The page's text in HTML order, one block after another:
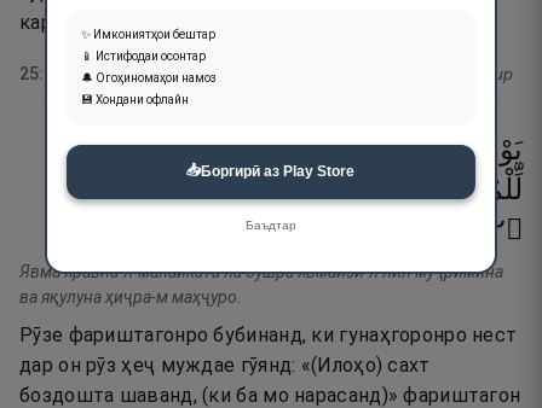
карданд.
25: тафсир
يَوْمَ يَرَوْنَ ٱلْمَلَـٰٓئِكَةَ لَا بُشْرَىٰ يَوْمَئِذٍۢ
لِّلْمُجْرِمِينَ
وَيَقُولُونَ حِجْرًۭا
مَّحْجُورًۭا
۝٢٢
Явма яравна-л-малаиката ла бушра явмаизи-л лил муҷримӣна
ва яқулуна ҳиҷра-м маҳҷуро.
Рӯзе фариштагонро бубинанд, ки гунаҳгоронро нест
дар он рӯз ҳеҷ муждае гӯянд: «(Илоҳо) сахт
боздошта шаванд, (ки ба мо нарасанд)» фариштагон
✨ Имкониятҳои бештар
📱 Истифодаи осонтар
🔔 Огоҳиномаҳои намоз
💾 Хондани офлайн
📥Боргирӣ аз Play Store
Баъдтар